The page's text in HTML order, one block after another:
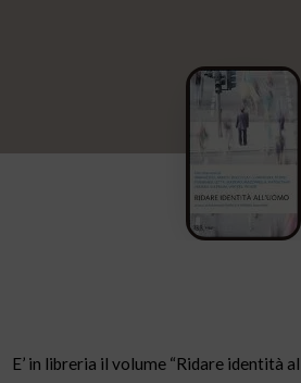
E’ in libreria il volume “Ridare identità